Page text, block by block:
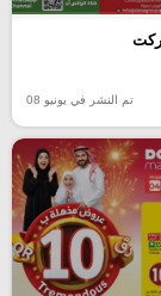
تم النشر في يونيو 08